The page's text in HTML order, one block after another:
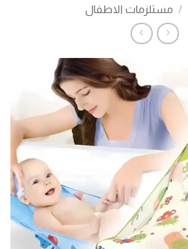
/ مستلزمات الاطفال